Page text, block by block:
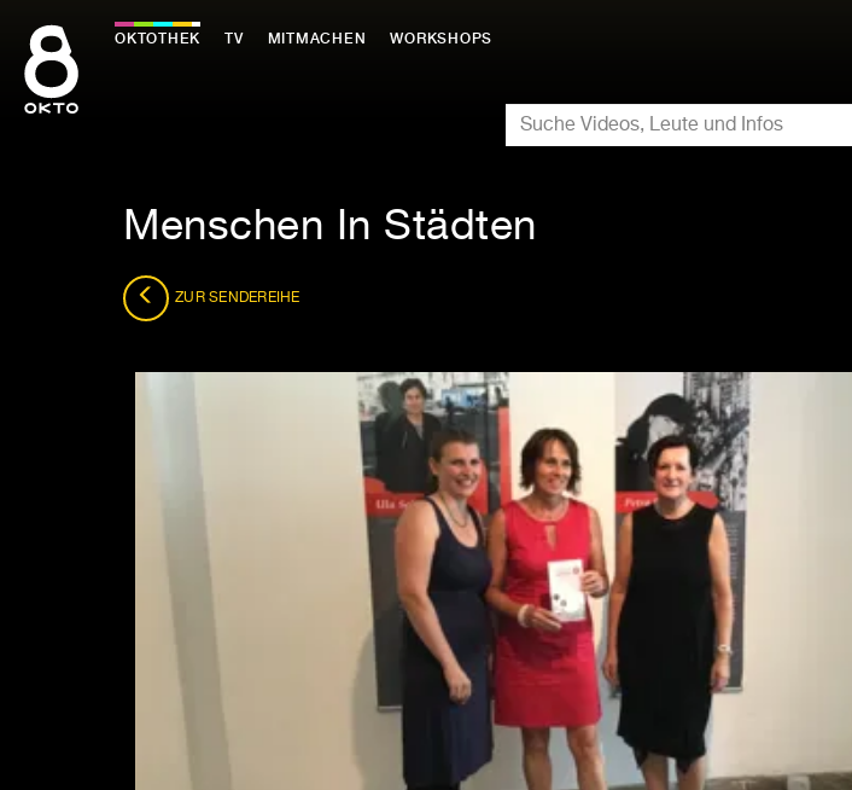
Inhalt
springen
OKTOTHEK TV MITMACHEN WORKSHOPS
SUCHE
Menschen In Städten
ZUR SENDEREIHE